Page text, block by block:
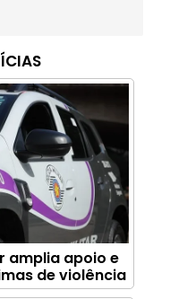
amplia apoio e
de violência